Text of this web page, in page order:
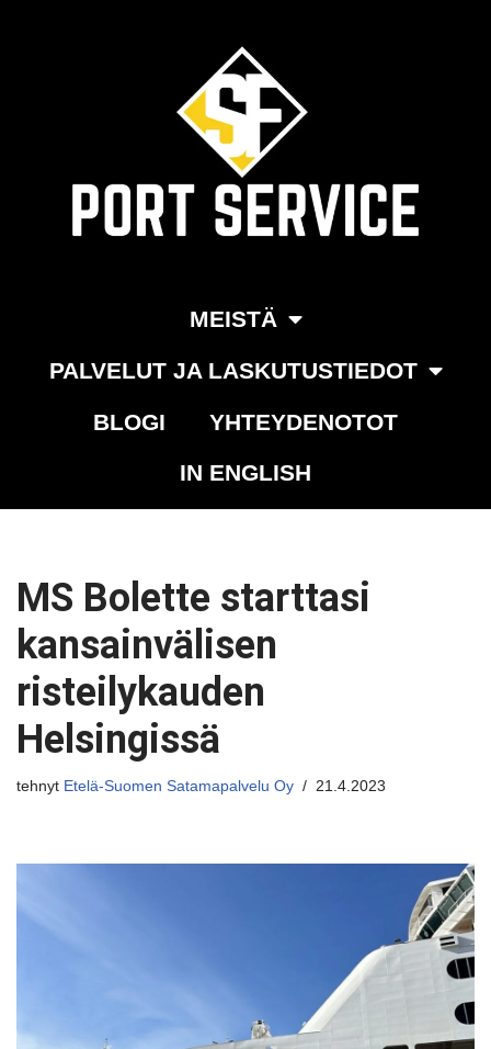
MEISTÄ
PALVELUT JA LASKUTUSTIEDOT
BLOGI
YHTEYDENOTOT
IN ENGLISH
MS Bolette starttasi
kansainvälisen
risteilykauden
Helsingissä
tehnyt Etelä-Suomen Satamapalvelu Oy 21.4.2023